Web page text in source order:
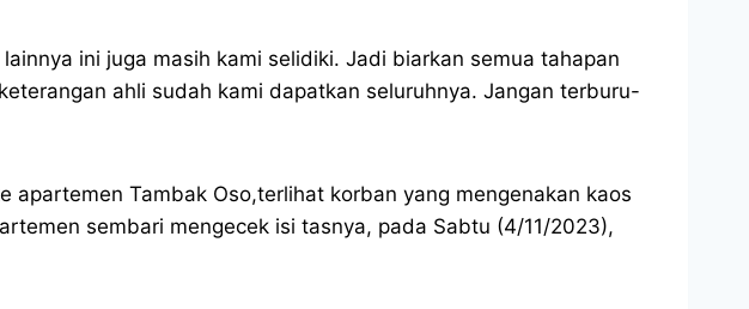
ini juga masih kami selidiki. Jadi biarkan semua tahapan
ahli sudah kami dapatkan seluruhnya. Jangan terburu-
Tambak Oso,terlihat korban yang mengenakan kaos
sembari mengecek isi tasnya, pada Sabtu (4/11/2023),